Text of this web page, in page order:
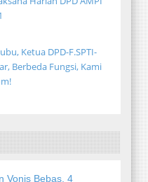
Ketua DPD-F.SPTI-
Berbeda Fungsi, Kami
Vonis Bebas, 4